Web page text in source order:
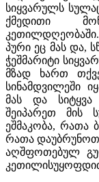
სიყვარულს
ქმედითი
პური ეც მას და,
ჭეშმარიტი
მზად ხართ
სინამდვილეში
მას და სიტყვა
შეიპარეთ მის
ეშმაკობა, რათა
რათა დაუბრუნოთ
აღშფოთებულ